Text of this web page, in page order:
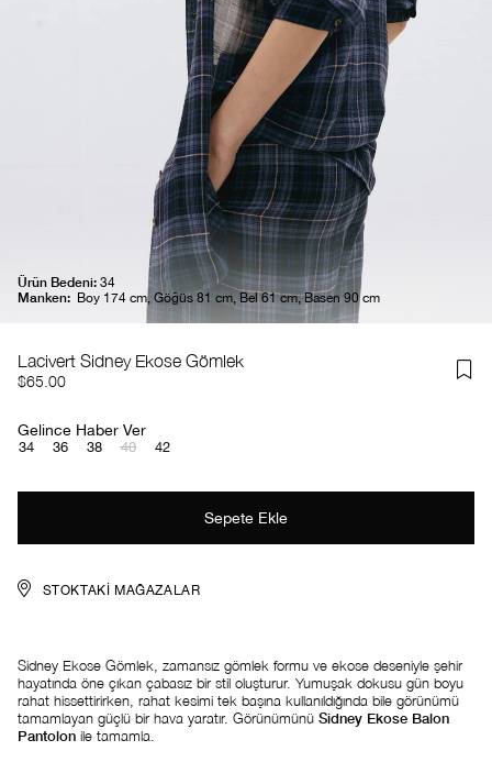
Ürün Bedeni: 34
Manken: Boy 174 cm, Göğüs 81 cm, Bel 61 cm, Basen 90 cm
Lacivert Sidney Ekose Gömlek
$65.00
Gelince Haber Ver
34 36 38 40 42
STOKTAKI MAĞAZALAR
Sidney Ekose Gömlek, zamansız gömlek formu ve ekose deseniyle şehir
hayatında öne çıkan çabasız bir stil oluşturur. Yumuşak dokusu gün boyu
rahat hissettirirken, rahat kesimi tek başına kullanıldığında bile görünümü
tamamlayan güçlü bir hava yaratır. Görünümünü Sidney Ekose Balon
Pantolon ile tamamla.